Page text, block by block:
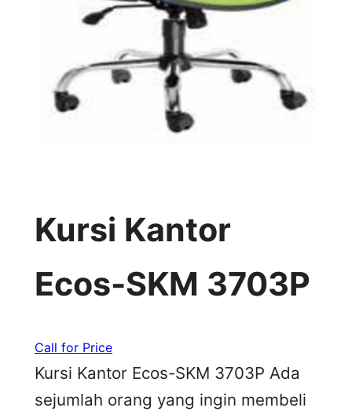
Kursi Kantor
Ecos-SKM 3703P
Call for Price
Kursi Kantor Ecos-SKM 3703P Ada
sejumlah orang yang ingin membeli